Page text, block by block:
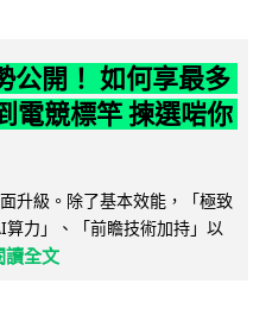
公開！ 如何享最多
競標竿 揀選啱你
升級。除了基本效能，「極致
力」、「前瞻技術加持」以
讀全文